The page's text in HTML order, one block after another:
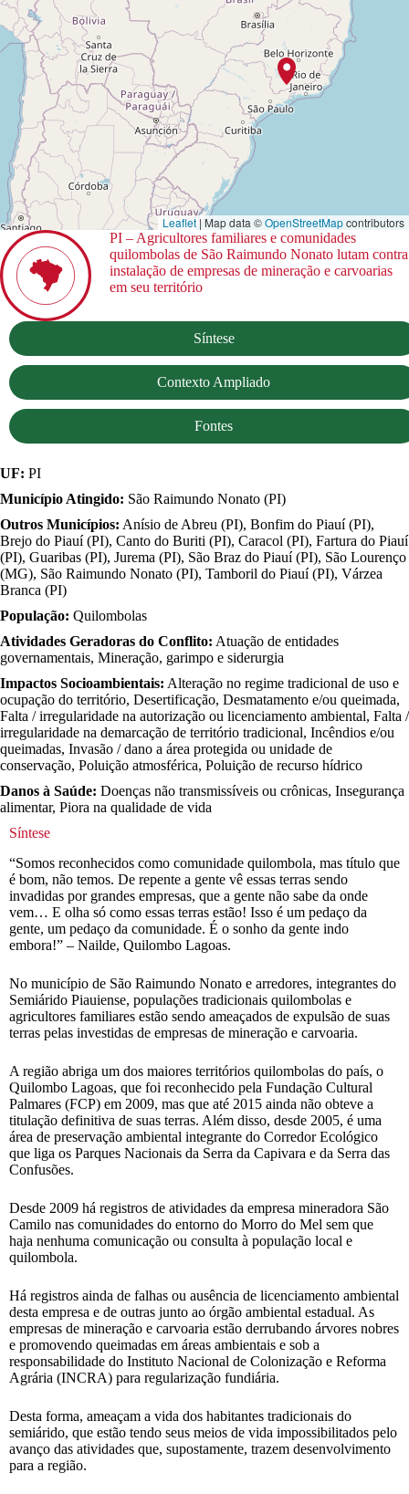
Leaflet | Map data ©OpenStreetMapcontributors
PI – Agricultores familiares e comunidades
quilombolas de São Raimundo Nonato lutam contra
instalação de empresas de mineração e carvoarias
em seu território
Síntese
Contexto Ampliado
Fontes
UF: PI
Município Atingido: São Raimundo Nonato (PI)
Outros Municípios: Anísio de Abreu (PI), Bonfim do Piauí (PI),
Brejo do Piauí (PI), Canto do Buriti (PI), Caracol (PI), Fartura do Piauí
(PI), Guaribas (PI), Jurema (PI), São Braz do Piauí (PI), São Lourenço
(MG), São Raimundo Nonato (PI), Tamboril do Piauí (PI), Várzea
Branca (PI)
População: Quilombolas
Atividades Geradoras do Conflito: Atuação de entidades
governamentais, Mineração, garimpo e siderurgia
Impactos Socioambientais: Alteração no regime tradicional de uso e
ocupação do território, Desertificação, Desmatamento e/ou queimada,
Falta / irregularidade na autorização ou licenciamento ambiental, Falta /
irregularidade na demarcação de território tradicional, Incêndios e/ou
queimadas, Invasão / dano a área protegida ou unidade de
conservação, Poluição atmosférica, Poluição de recurso hídrico
Danos à Saúde: Doenças não transmissíveis ou crônicas, Insegurança
alimentar, Piora na qualidade de vida
Síntese
“Somos reconhecidos como comunidade quilombola, mas título que
é bom, não temos. De repente a gente vê essas terras sendo
invadidas por grandes empresas, que a gente não sabe da onde
vem… E olha só como essas terras estão! Isso é um pedaço da
gente, um pedaço da comunidade. É o sonho da gente indo
embora!” – Nailde, Quilombo Lagoas.
No município de São Raimundo Nonato e arredores, integrantes do
Semiárido Piauiense, populações tradicionais quilombolas e
agricultores familiares estão sendo ameaçados de expulsão de suas
terras pelas investidas de empresas de mineração e carvoaria.
A região abriga um dos maiores territórios quilombolas do país, o
Quilombo Lagoas, que foi reconhecido pela Fundação Cultural
Palmares (FCP) em 2009, mas que até 2015 ainda não obteve a
titulação definitiva de suas terras. Além disso, desde 2005, é uma
área de preservação ambiental integrante do Corredor Ecológico
que liga os Parques Nacionais da Serra da Capivara e da Serra das
Confusões.
Desde 2009 há registros de atividades da empresa mineradora São
Camilo nas comunidades do entorno do Morro do Mel sem que
haja nenhuma comunicação ou consulta à população local e
quilombola.
Há registros ainda de falhas ou ausência de licenciamento ambiental
desta empresa e de outras junto ao órgão ambiental estadual. As
empresas de mineração e carvoaria estão derrubando árvores nobres
e promovendo queimadas em áreas ambientais e sob a
responsabilidade do Instituto Nacional de Colonização e Reforma
Agrária (INCRA) para regularização fundiária.
Desta forma, ameaçam a vida dos habitantes tradicionais do
semiárido, que estão tendo seus meios de vida impossibilitados pelo
avanço das atividades que, supostamente, trazem desenvolvimento
para a região.